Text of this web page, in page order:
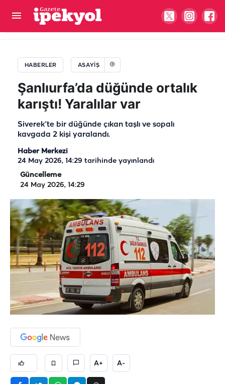
HABERLER ASAYIŞ
Şanlıurfa’da düğünde ortalık
karıştı! Yaralılar var
Siverek’te bir düğünde çıkan taşlı ve sopalı
kavgada 2 kişi yaralandı.
Haber Merkezi
24 May 2026, 14:29 tarihinde yayınlandı
Güncelleme
24 May 2026, 14:29
A+ A-
Zehir tacirlerine Şanlıurfa dahil 71 ilde darbe!